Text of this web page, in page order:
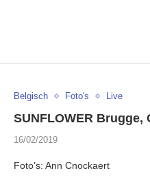
Belgisch Foto's Live
SUNFLOWER Brugge,
16/02/2019
Foto’s: Ann Cnockaert